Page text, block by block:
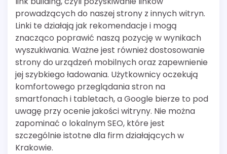
prowadzących do naszej strony z innych witryn.
Linki te działają jak rekomendacje i mogą
znacząco poprawić naszą pozycję w wynikach
wyszukiwania. Ważne jest również dostosowanie
strony do urządzeń mobilnych oraz zapewnienie
jej szybkiego ładowania. Użytkownicy oczekują
komfortowego przeglądania stron na
smartfonach i tabletach, a Google bierze to pod
uwagę przy ocenie jakości witryny. Nie można
zapominać o lokalnym SEO, które jest
szczególnie istotne dla firm działających w
Krakowie.